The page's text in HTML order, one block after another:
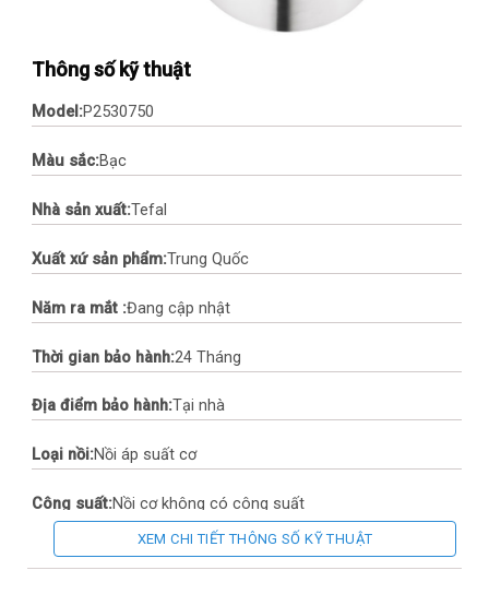
Thông số kỹ thuật
Model:P2530750
Màu sắc:Bạc
Nhà sản xuất:Tefal
Xuất xứ sản phẩm:Trung Quốc
Năm ra mắt :Đang cập nhật
Thời gian bảo hành:24 Tháng
Địa điểm bảo hành:Tại nhà
Loại nồi:Nồi áp suất cơ
Công suất:Nồi cơ không có công suất
Dung tích:6 Lít
XEM CHI TIẾT THÔNG SỐ KỸ THUẬT